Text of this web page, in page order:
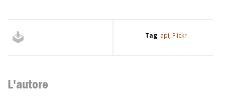
Tag: api Flickr
L'autore